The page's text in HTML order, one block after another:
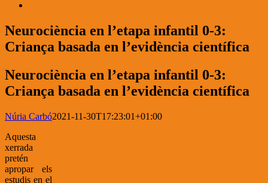
Neurociència en l’etapa infantil 0-3:
Criança basada en l’evidència científica
Neurociència en l’etapa infantil 0-3:
Criança basada en l’evidència científica
Núria Carbó2021-11-30T17:23:01+01:00
Aquesta
xerrada
pretén
apropar els
estudis en el